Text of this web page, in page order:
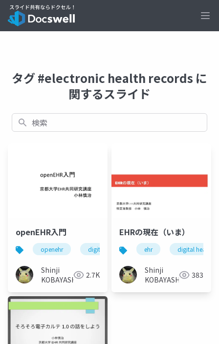
タグ #electronic health records に
関するスライド
検索
openEHR入門
openehr digital health electronic health records
Shinji
KOBAYASHI
2.7K
EHRの現在（いま）
ehr digital health
Shinji
KOBAYASHI
383